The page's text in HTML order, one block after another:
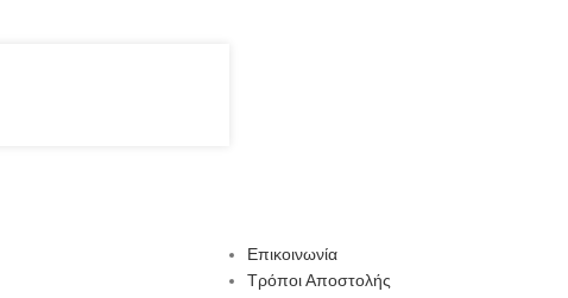
Επικοινωνία
Τρόποι Αποστολής